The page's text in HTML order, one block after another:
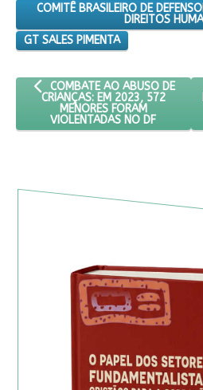
COMITÊ BRASILEIRO DE
DIREITOS
GT SALES PIMENTA
ARTIGO ANTERIOR: COMBATE
COMBATE AO ABUSO DE
CRIANÇAS: EM 2023, 572
MENORES FORAM
VIOLENTADAS NO DF